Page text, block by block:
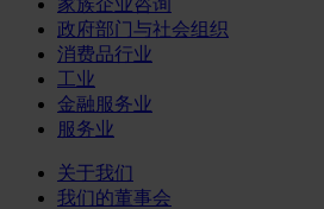
家族企业咨询
政府部门与社会组织
消费品行业
工业
金融服务业
服务业
关于我们
我们的董事会